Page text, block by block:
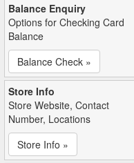
Balance Enquiry
Options for Checking Card
Balance
Balance Check »
Store Info
Store Website, Contact
Number, Locations
Store Info »